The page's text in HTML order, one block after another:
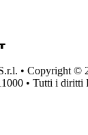
• Copyright ©
• Tutti i diritti